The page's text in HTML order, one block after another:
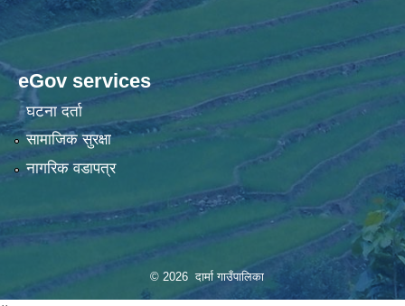
eGov services
घटना दर्ता
सामाजिक सुरक्षा
नागरिक वडापत्र
© 2026 दार्मा गाउँपालिका